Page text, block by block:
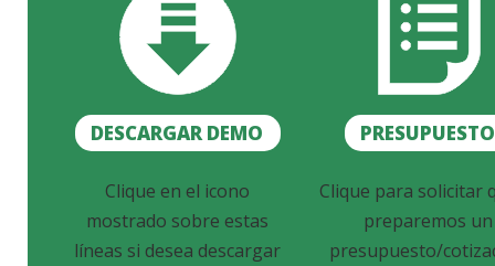
DESCARGAR DEMO PRESUPUESTO
Clique en el icono
mostrado sobre estas
líneas si desea descargar
Clique para solicitar
preparemos un
presupuesto/